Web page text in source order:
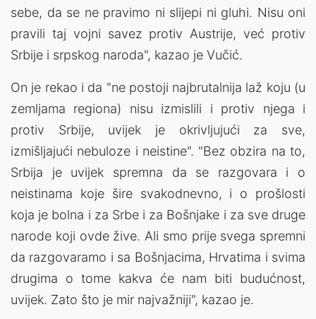
sebe, da se ne pravimo ni slijepi ni gluhi. Nisu oni
pravili taj vojni savez protiv Austrije, već protiv
Srbije i srpskog naroda", kazao je Vučić.
On je rekao i da "ne postoji najbrutalnija laž koju (u
zemljama regiona) nisu izmislili i protiv njega i
protiv Srbije, uvijek je okrivljujući za sve,
izmišljajući nebuloze i neistine". "Bez obzira na to,
Srbija je uvijek spremna da se razgovara i o
neistinama koje šire svakodnevno, i o prošlosti
koja je bolna i za Srbe i za Bošnjake i za sve druge
narode koji ovde žive. Ali smo prije svega spremni
da razgovaramo i sa Bošnjacima, Hrvatima i svima
drugima o tome kakva će nam biti budućnost,
uvijek. Zato što je mir najvažniji", kazao je.